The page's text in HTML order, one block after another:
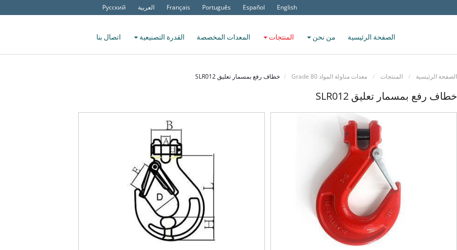
English
Español
Português
Français العربية Русский
الصفحة الرئيسية من نحن المنتجات المعدات المخصصة القدرة التصنيعية اتصال بنا
الصفحة الرئيسية المنتجات معدات مناولة المواد Grade 80 خطاف رفع بمسمار تعليق SLR012
خطاف رفع بمسمار تعليق SLR012